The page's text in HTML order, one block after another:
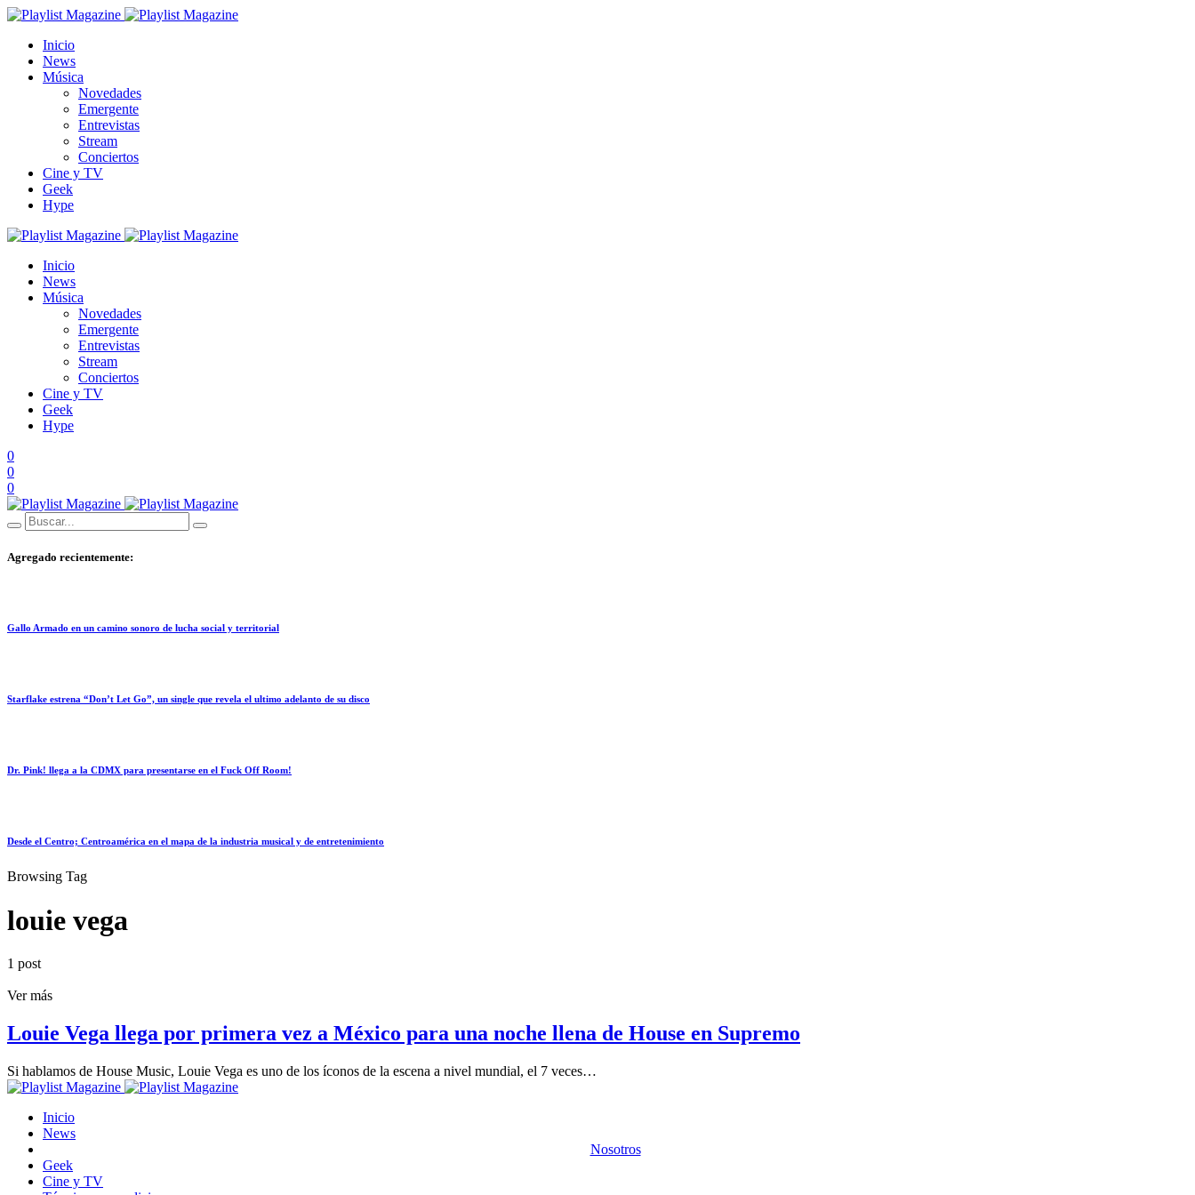
Inicio
News
Música
Novedades
Emergente
Entrevistas
Stream
Conciertos
Cine y TV
Geek
Hype
Inicio
News
Música
Novedades
Emergente
Entrevistas
Stream
Conciertos
Cine y TV
Geek
Hype
0
0
0
Agregado recientemente:
Gallo Armado en un camino sonoro de lucha social y territorial
Starflake estrena “Don’t Let Go”, un single que revela el ultimo adelanto de su disco
Dr. Pink! llega a la CDMX para presentarse en el Fuck Off Room!
Desde el Centro; Centroamérica en el mapa de la industria musical y de entretenimiento
Browsing Tag
louie vega
1 post
Ver más
Louie Vega llega por primera vez a México para una noche llena de House en Supremo
Si hablamos de House Music, Louie Vega es uno de los íconos de la escena a nivel mundial, el 7 veces…
Inicio
News
Nosotros
Geek
Cine y TV